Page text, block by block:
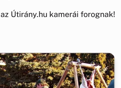
Útirány.hu kamerái forognak!